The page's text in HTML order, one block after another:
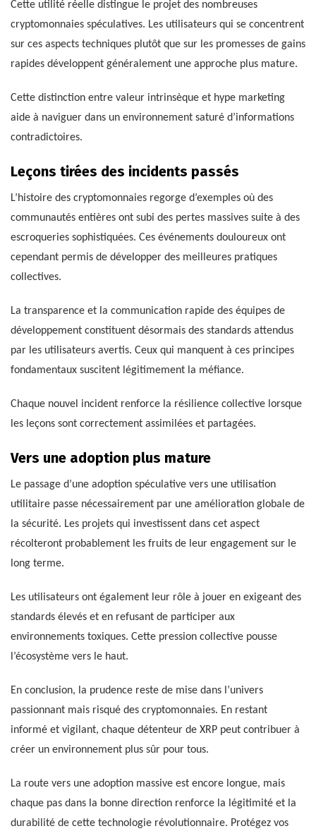
Cette utilité réelle distingue le projet des nombreuses
cryptomonnaies spéculatives. Les utilisateurs qui se concentrent
sur ces aspects techniques plutôt que sur les promesses de gains
rapides développent généralement une approche plus mature.
Cette distinction entre valeur intrinsèque et hype marketing
aide à naviguer dans un environnement saturé d’informations
contradictoires.
Leçons tirées des incidents passés
L’histoire des cryptomonnaies regorge d’exemples où des
communautés entières ont subi des pertes massives suite à des
escroqueries sophistiquées. Ces événements douloureux ont
cependant permis de développer des meilleures pratiques
collectives.
La transparence et la communication rapide des équipes de
développement constituent désormais des standards attendus
par les utilisateurs avertis. Ceux qui manquent à ces principes
fondamentaux suscitent légitimement la méfiance.
Chaque nouvel incident renforce la résilience collective lorsque
les leçons sont correctement assimilées et partagées.
Vers une adoption plus mature
Le passage d’une adoption spéculative vers une utilisation
utilitaire passe nécessairement par une amélioration globale de
la sécurité. Les projets qui investissent dans cet aspect
récolteront probablement les fruits de leur engagement sur le
long terme.
Les utilisateurs ont également leur rôle à jouer en exigeant des
standards élevés et en refusant de participer aux
environnements toxiques. Cette pression collective pousse
l’écosystème vers le haut.
En conclusion, la prudence reste de mise dans l’univers
passionnant mais risqué des cryptomonnaies. En restant
informé et vigilant, chaque détenteur de XRP peut contribuer à
créer un environnement plus sûr pour tous.
La route vers une adoption massive est encore longue, mais
chaque pas dans la bonne direction renforce la légitimité et la
durabilité de cette technologie révolutionnaire. Protégez vos